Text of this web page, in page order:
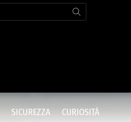
SICUREZZA CURIOSITÀ